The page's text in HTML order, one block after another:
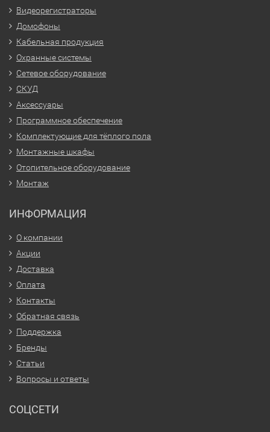
Видеорегистраторы
Домофоны
Кабельная продукция
Охранные системы
Сетевое оборудование
СКУД
Аксессуары
Программное обеспечение
Комплектующие для тёплого пола
Монтажные шкафы
Отопительное оборудование
Монтаж
ИНФОРМАЦИЯ
О компании
Акции
Доставка
Оплата
Контакты
Обратная связь
Поддержка
Бренды
Статьи
Вопросы и ответы
СОЦСЕТИ